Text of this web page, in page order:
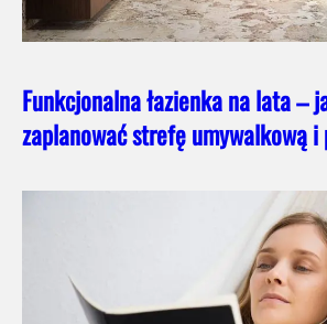
Funkcjonalna łazienka na lata –
zaplanować strefę umywalkową i